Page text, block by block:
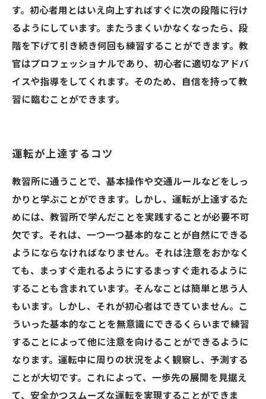
す。初心者用とはいえ向上すればすぐに次の段階に行け
るようにしています。またうまくいかなくなったら、段
階を下げて引き続き何回も練習することができます。教
官はプロフェッショナルであり、初心者に適切なアドバ
イスや指導をしてくれます。そのため、自信を持って教
習に臨むことができます。
運転が上達するコツ
教習所に通うことで、基本操作や交通ルールなどをしっ
かりと学ぶことができます。しかし、運転が上達するた
めには、教習所で学んだことを実践することが必要不可
欠です。それは、一つ一つ基本的なことが自然にできる
ようにならなければなりません。それは注意をおかなく
ても、まっすぐ走れるようにするまっすぐ走れるように
することも含まれています。そんなことは簡単と思う人
もいます。しかし、それが初心者はできていません。こ
ういった基本的なことを無意識にできるくらいまで練習
することによって他に注意を向けることができるように
なります。運転中に周りの状況をよく観察し、予測する
ことが大切です。これによって、一歩先の展開を見据え
て、安全かつスムーズな運転を実現することができま